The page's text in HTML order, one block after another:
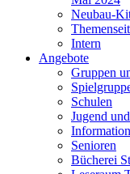
Neubau-
Intern
Angebote
Gruppen
Schulen
Jugend
Senioren
Bücherei